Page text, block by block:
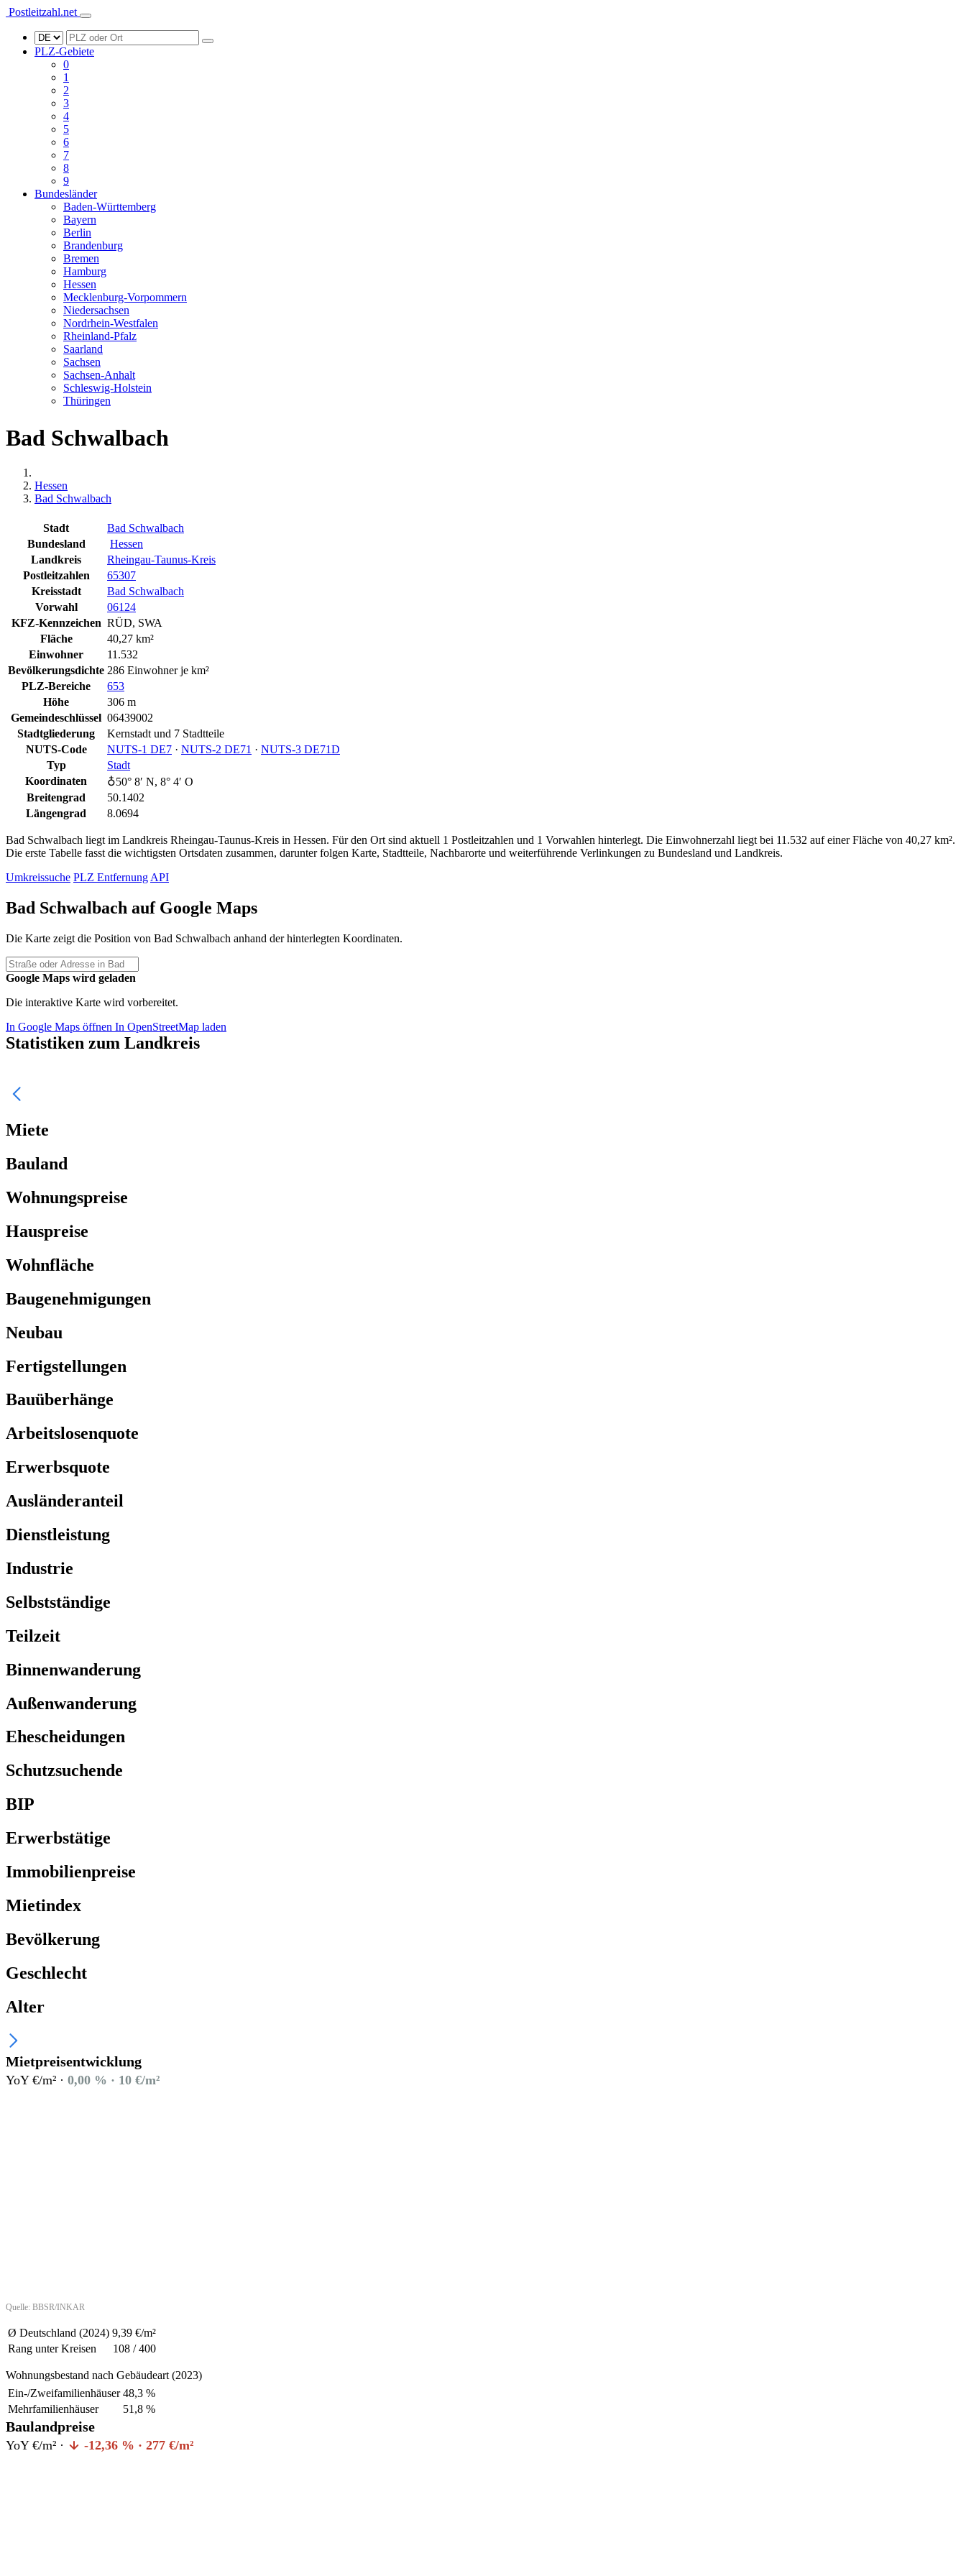
Postleitzahl.net
PLZ-Gebiete
0
1
2
3
4
5
6
7
8
9
Bundesländer
Baden-Württemberg
Bayern
Berlin
Brandenburg
Bremen
Hamburg
Hessen
Mecklenburg-Vorpommern
Niedersachsen
Nordrhein-Westfalen
Rheinland-Pfalz
Saarland
Sachsen
Sachsen-Anhalt
Schleswig-Holstein
Thüringen
Bad Schwalbach
Hessen
Bad Schwalbach
Stadt
Bad Schwalbach
Bundesland
Hessen
Landkreis
Rheingau-Taunus-Kreis
Postleitzahlen
65307
Kreisstadt
Bad Schwalbach
Vorwahl
06124
KFZ-Kennzeichen RÜD, SWA
Fläche
40,27 km²
Einwohner
11.532
Bevölkerungsdichte 286 Einwohner je km²
PLZ-Bereiche
653
Höhe
306 m
Gemeindeschlüssel 06439002
Stadtgliederung
Kernstadt und 7 Stadtteile
NUTS-Code
NUTS‑1 DE7 · NUTS‑2 DE71 · NUTS‑3 DE71D
Typ
Stadt
Koordinaten
♁50° 8′ N, 8° 4′ O
Breitengrad
50.1402
Längengrad
8.0694
Bad Schwalbach liegt im Landkreis Rheingau-Taunus-Kreis in Hessen. Für den Ort sind aktuell 1 Postleitzahlen und 1 Vorwahlen hinterlegt. Die Einwohnerzahl liegt bei 11.532 auf einer Fläche von 40,27 km².
Die erste Tabelle fasst die wichtigsten Ortsdaten zusammen, darunter folgen Karte, Stadtteile, Nachbarorte und weiterführende Verlinkungen zu Bundesland und Landkreis.
Umkreissuche PLZ EntfernungAPI
Bad Schwalbach auf Google Maps
Die Karte zeigt die Position von Bad Schwalbach anhand der hinterlegten Koordinaten.
Google Maps wird geladen
Die interaktive Karte wird vorbereitet.
In Google Maps öffnen In OpenStreetMap laden
Statistiken zum Landkreis
Miete
Bauland
Wohnungspreise
Hauspreise
Wohnfläche
Baugenehmigungen
Neubau
Fertigstellungen
Bauüberhänge
Arbeitslosenquote
Erwerbsquote
Ausländeranteil
Dienstleistung
Industrie
Selbstständige
Teilzeit
Binnenwanderung
Außenwanderung
Ehescheidungen
Schutzsuchende
BIP
Erwerbstätige
Immobilienpreise
Mietindex
Bevölkerung
Geschlecht
Alter
Mietpreisentwicklung
YoY €/m² · 0,00 % · 10 €/m²
Quelle: BBSR/INKAR
Ø Deutschland (2024) 9,39 €/m²
Rang unter Kreisen
108 / 400
Wohnungsbestand nach Gebäudeart (2023)
Ein-/Zweifamilienhäuser 48,3 %
Mehrfamilienhäuser
51,8 %
Baulandpreise
YoY €/m² · -12,36 % · 277 €/m²